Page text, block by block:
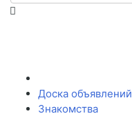
Доска объявлений
Знакомства